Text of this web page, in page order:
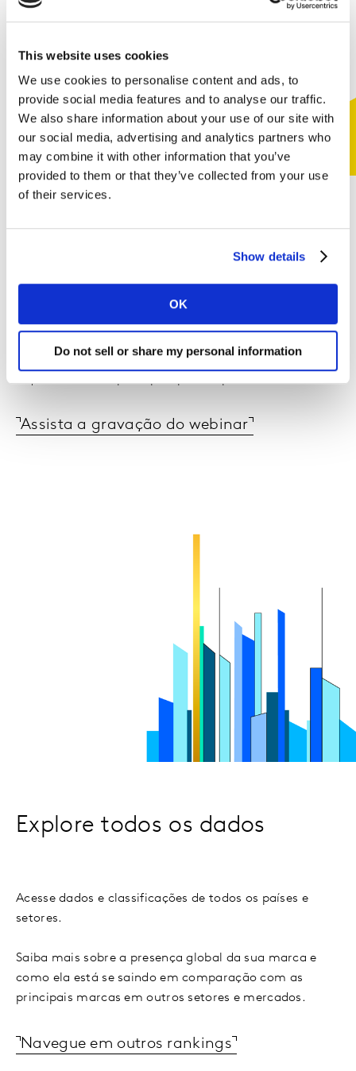
This website uses cookies
We use cookies to personalise content and ads, to
provide social media features and to analyse our traffic.
We also share information about your use of our site with
our social media, advertising and analytics partners who
may combine it with other information that you’ve
provided to them or that they’ve collected from your use
of their services.
Show details
OK
Do not sell or share my personal information
Webinar Brand Footprint
Assista a gravação do webinar
Explore todos os dados
Acesse dados e classificações de todos os países e
setores.
Saiba mais sobre a presença global da sua marca e
como ela está se saindo em comparação com as
principais marcas em outros setores e mercados.
Navegue em outros rankings